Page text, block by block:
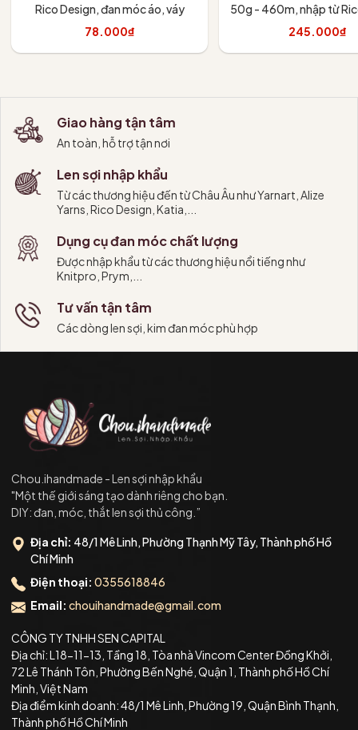
Rico Design, đan móc áo, váy
78.000₫
50g - 460m, nhập từ
đan móc áo, khăn,
245.000₫
Giao hàng tận tâm
An toàn, hỗ trợ tận nơi
Len sợi nhập khẩu
Từ các thương hiệu đến từ Châu Âu như Yarnart, Alize
Yarns, Rico Design, Katia,...
Dụng cụ đan móc chất lượng
Được nhập khẩu từ các thương hiệu nổi tiếng như
Knitpro, Prym,...
Tư vấn tận tâm
Các dòng len sợi, kim đan móc phù hợp
Chou.ihandmade - Len sợi nhập khẩu
"Một thế giới sáng tạo dành riêng cho bạn.
DIY: đan, móc, thắt len sợi thủ công.”
Địa chỉ: 48/1 Mê Linh, Phường Thạnh Mỹ Tây, Thành phố Hồ
Chí Minh
Điện thoại: 0355618846
Email: chouihandmade@gmail.com
CÔNG TY TNHH SEN CAPITAL
Địa chỉ: L18-11-13, Tầng 18, Tòa nhà Vincom Center Đồng Khởi,
72 Lê Thánh Tôn, Phường Bến Nghé, Quận 1, Thành phố Hồ Chí
Minh, Việt Nam
Địa điểm kinh doanh: 48/1 Mê Linh, Phường 19, Quận Bình Thạnh,
Thành phố Hồ Chí Minh